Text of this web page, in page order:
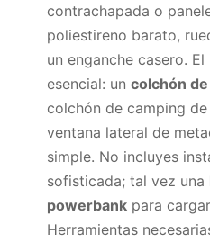
contrachapada o
poliestireno barato,
un enganche casero.
esencial: un colchón
colchón de camping
ventana lateral de
simple. No incluyes
sofisticada; tal vez una
powerbank para
Herramientas